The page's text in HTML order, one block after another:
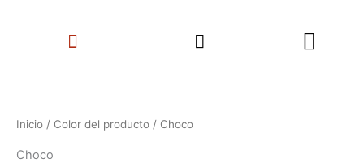
Menu Search
Inicio / Color del producto / Choco
Choco